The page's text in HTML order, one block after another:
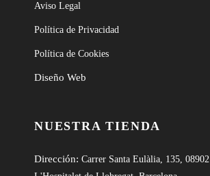
Aviso Legal
Política de Privacidad
Política de Cookies
Diseño Web
NUESTRA TIENDA
Dirección: Carrer Santa Eulàlia, 135, 08902